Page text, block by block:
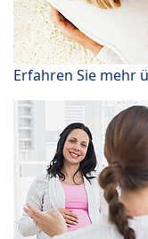
Erfahren Sie mehr